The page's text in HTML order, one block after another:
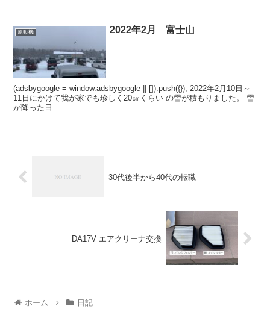
原動機 2022年2月 富士山
(adsbygoogle = window.adsbygoogle || []).push({}); 2022年2月10日～
11日にかけて我が家でも珍しく20㎝くらい の雪が積もりました。 雪
が降った日 ...
30代後半から40代の転職
DA17V エアクリーナ交換
ホーム 日記